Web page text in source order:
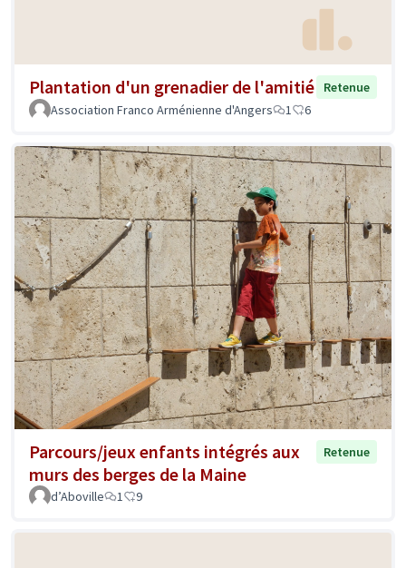
Plantation d'un grenadier de l'amitié
Retenue
Association Franco Arménienne d'Angers
1 6
Parcours/jeux enfants intégrés aux
murs des berges de la Maine
Retenue
d’Aboville 1 9